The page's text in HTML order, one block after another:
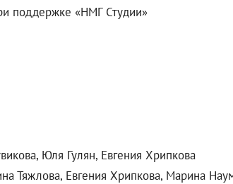
поддержке «НМГ Студии»
Юля Гулян, Евгения Хрипкова
Тяжлова, Евгения Хрипкова, Марина